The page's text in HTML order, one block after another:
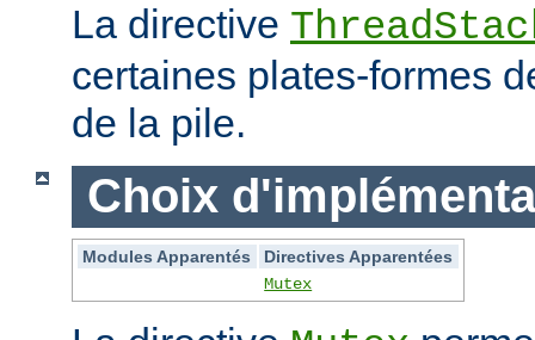
La directive
certaines plates-formes
de la pile.
Choix
Modules Apparentés
Directives Apparentées
Mutex